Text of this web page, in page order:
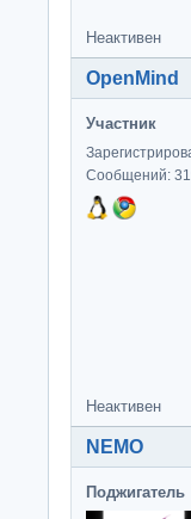
Неактивен
OpenMind
Участник
Сообщений:
Неактивен
NEMO
Поджигатель